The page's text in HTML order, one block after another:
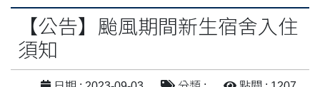
【公告】颱風期間新生宿舍入住
須知